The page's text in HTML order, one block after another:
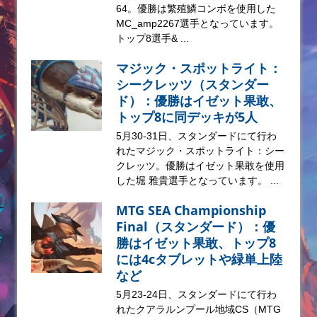
64。優勝は繁殖鱗コンボを使用した
MC_amp2267選手となっています。
トップ8選手& ...
マジック・スポットライト：
シークレッツ（スタンダー
ド）：優勝はイゼット果敢、
トップ8に同デッキが5人
5月30-31日、スタンダードにて行わ
れたマジック・スポットライト：シー
クレッツ。優勝はイゼット果敢を使用
した堀 雅貴選手となっています。 ...
MTG SEA Championship
Final（スタンダード）：優
勝はイゼット果敢、トップ8
には4cタブレットや緑単上陸
など
5月23-24日、スタンダードにて行わ
れたクアラルンプール地域CS（MTG